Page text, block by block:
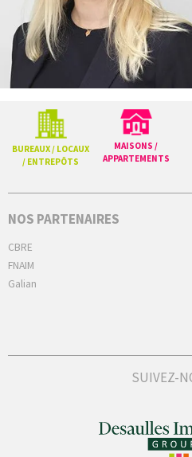
BUREAUX / LOCAUX
/ ENTREPÔTS
MAISONS /
APPARTEMENTS
NOS PARTENAIRES
CBRE
FNAIM
Galian
SUIVEZ-